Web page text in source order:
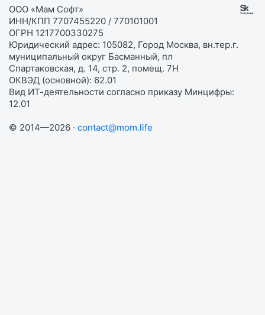
ООО «Мам Софт»
ИНН/КПП 7707455220 / 770101001
ОГРН 1217700330275
Юридический адрес: 105082, Город Москва, вн.тер.г.
муниципальный округ Басманный, пл
Спартаковская, д. 14, стр. 2, помещ. 7Н
ОКВЭД (основной): 62.01
Вид ИТ-деятельности согласно приказу Минцифры:
12.01
© 2014—2026 · contact@mom.life